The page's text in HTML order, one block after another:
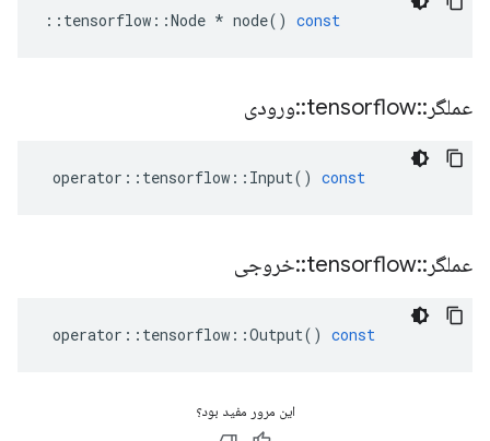
:: tensorflow ::Node * node() const
عملگر ::
tensorflow
::ورودی
operator :: tensorflow :: Input() const
عملگر ::
tensorflow
::خروجی
operator :: tensorflow ::Output() const
این مرور مفید بود؟